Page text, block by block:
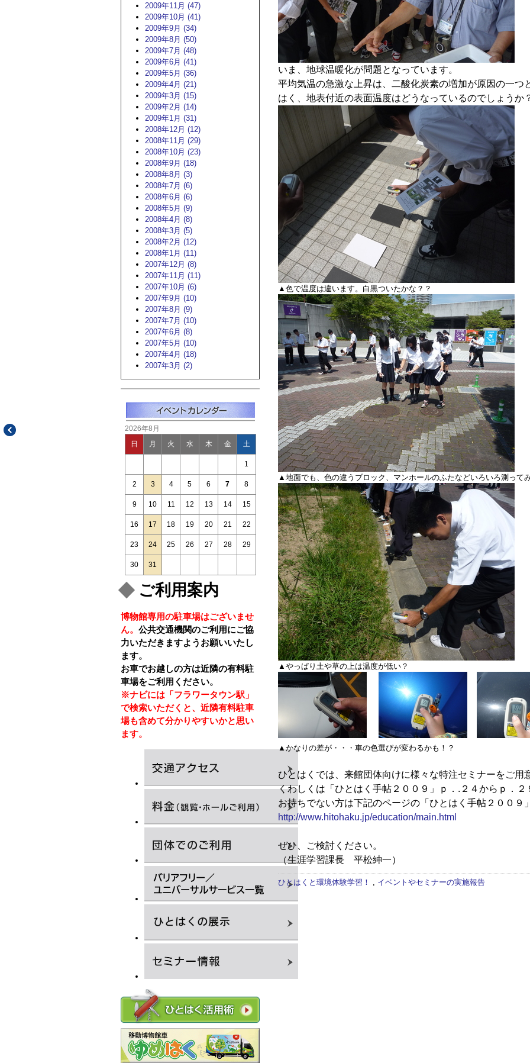
2009年11月 (47)
2009年10月 (41)
2009年9月 (34)
2009年8月 (50)
2009年7月 (48)
2009年6月 (41)
2009年5月 (36)
2009年4月 (21)
2009年3月 (15)
2009年2月 (14)
2009年1月 (31)
2008年12月 (12)
2008年11月 (29)
2008年10月 (23)
2008年9月 (18)
2008年8月 (3)
2008年7月 (6)
2008年6月 (6)
2008年5月 (9)
2008年4月 (8)
2008年3月 (5)
2008年2月 (12)
2008年1月 (11)
2007年12月 (8)
2007年11月 (11)
2007年10月 (6)
2007年9月 (10)
2007年8月 (9)
2007年7月 (10)
2007年6月 (8)
2007年5月 (10)
2007年4月 (18)
2007年3月 (2)
2026年8月
日 月 火 水 木 金 土
1
2 3 4 5 6 7 8
9 10 11 12 13 14 15
16 17 18 19 20 21 22
23 24 25 26 27 28 29
30 31
ご利用案内
博物館専用の駐車場はございませ
ん。 公共交通機関のご利用にご協
力いただきますようお願いいたし
ます。
お車でお越しの方は近隣の有料駐
車場をご利用ください。
※ナビには「フラワータウン駅」
で検索いただくと、近隣有料駐車
場も含めて分かりやすいかと思い
ます。
いま、地球温暖化が問題となっています。
平均気温の急激な上昇は、二酸化炭素の増加が原因の一つ
はく、地表付近の表面温度はどうなっているのでしょうか
▲色で温度は違います。白黒ついたかな？？
▲地面でも、色の違うブロック、マンホールのふたなどいろいろ測って
▲やっぱり土や草の上は温度が低い？
▲かなりの差が・・・車の色選びが変わるかも！？
ひとはくでは、来館団体向けに様々な特注セミナーをご用
くわしくは「ひとはく手帖２００９」ｐ．.２４からｐ．２
お持ちでない方は下記のページの「ひとはく手帖２００９
http://www.hitohaku.jp/education/main.html
ぜひ、ご検討ください。
（生涯学習課長 平松紳一）
ひとはくと環境体験学習！ , イベントやセミナーの実施報告